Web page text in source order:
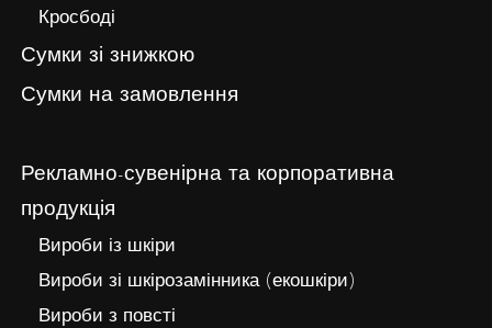
Кросбоді
Сумки зі знижкою
Сумки на замовлення
Рекламно-сувенірна та корпоративна
продукція
Вироби із шкіри
Вироби зі шкірозамінника (екошкіри)
Вироби з повсті